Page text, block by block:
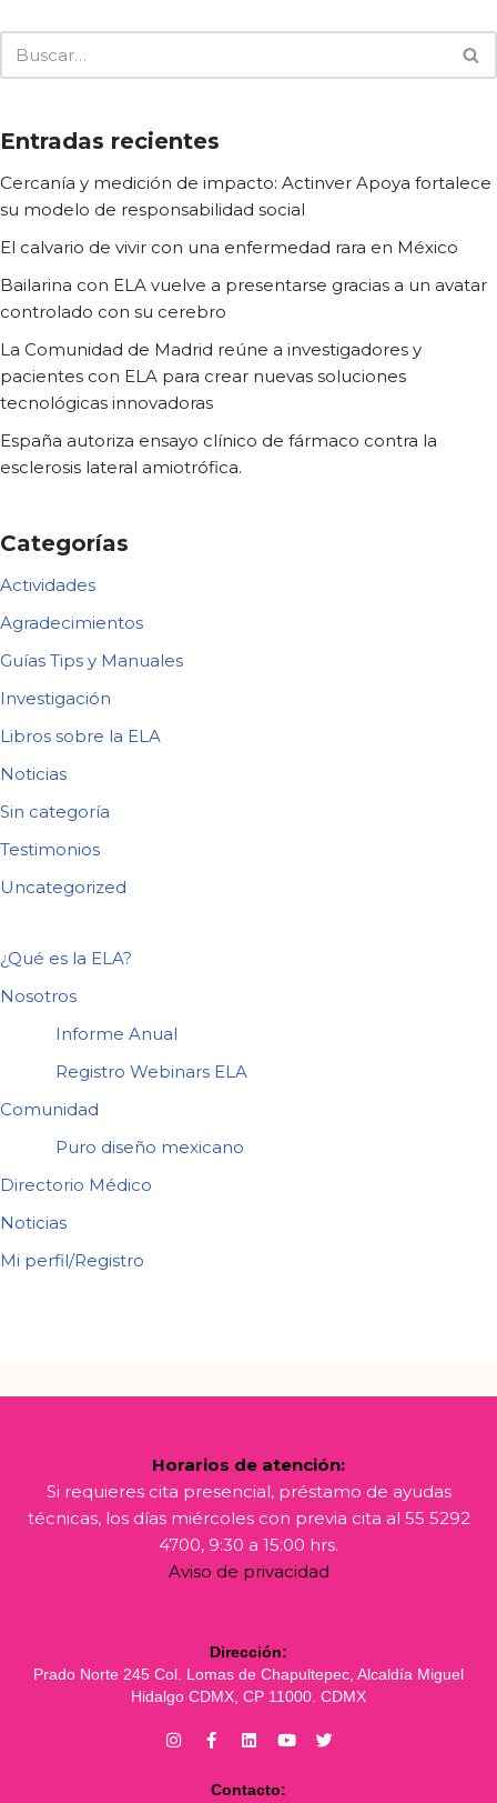
Entradas recientes
Cercanía y medición de impacto: Actinver Apoya fortalece
su modelo de responsabilidad social
El calvario de vivir con una enfermedad rara en México
Bailarina con ELA vuelve a presentarse gracias a un avatar
controlado con su cerebro
La Comunidad de Madrid reúne a investigadores y
pacientes con ELA para crear nuevas soluciones
tecnológicas innovadoras
España autoriza ensayo clínico de fármaco contra la
esclerosis lateral amiotrófica.
Categorías
Actividades
Agradecimientos
Guías Tips y Manuales
Investigación
Libros sobre la ELA
Noticias
Sin categoría
Testimonios
Uncategorized
¿Qué es la ELA?
Nosotros
Informe Anual
Registro Webinars ELA
Comunidad
Puro diseño mexicano
Directorio Médico
Noticias
Mi perfil/Registro
Horarios de atención:
Si requieres cita presencial, préstamo de ayudas
técnicas, los días miércoles con previa cita al 55 5292
4700, 9:30 a 15:00 hrs.
Aviso de privacidad
Dirección:
Prado Norte 245 Col. Lomas de Chapultepec, Alcaldía Miguel
Hidalgo CDMX, CP 11000. CDMX
Contacto: